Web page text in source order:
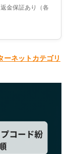
金保証あり（各
ーネットカテゴリ